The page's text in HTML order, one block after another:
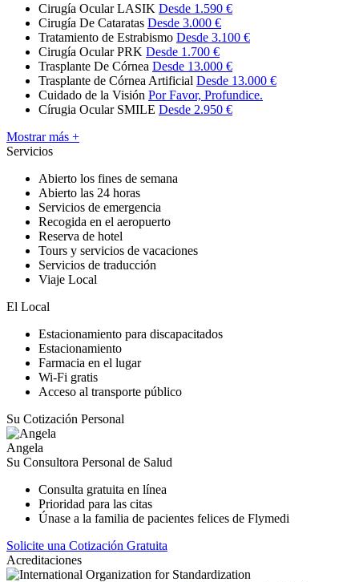
Cirugía Ocular LASIK Desde 1.590 €
Cirugía De Cataratas Desde 3.000 €
Tratamiento de Estrabismo Desde 3.100 €
Cirugía Ocular PRK Desde 1.700 €
Trasplante De Córnea Desde 13.000 €
Trasplante de Córnea Artificial Desde 13.000 €
Cuidado de la Visión Por Favor, Profundice.
Círugia Ocular SMILE Desde 2.950 €
Mostrar más +
Servicios
Abierto los fines de semana
Abierto las 24 horas
Servicios de emergencia
Recogida en el aeropuerto
Reserva de hotel
Tours y servicios de vacaciones
Servicios de traducción
Viaje Local
El Local
Estacionamiento para discapacitados
Estacionamiento
Farmacia en el lugar
Wi-Fi gratis
Acceso al transporte público
Su Cotización Personal
Angela
Su Consultora Personal de Salud
Consulta gratuita en línea
Prioridad para las citas
Únase a la familia de pacientes felices de Flymedi
Solicite una Cotización Gratuita
Acreditaciones